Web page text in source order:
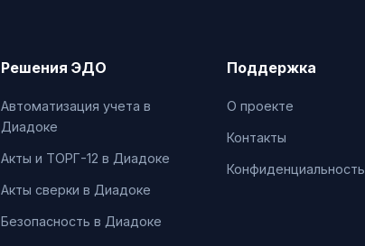
Решения ЭДО
Автоматизация учета в
Диадоке
Акты и ТОРГ-12 в Диадоке
Акты сверки в Диадоке
Безопасность в Диадоке
Поддержка
О проекте
Контакты
Конфиденциальность